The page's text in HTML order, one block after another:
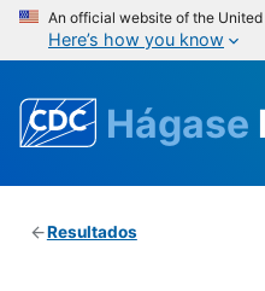
An official website of the
Here’s how you know
Hágase
Resultados